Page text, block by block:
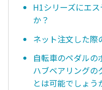
H1シリーズにエ
か？
ネット注文した際
自転車のペダルの
ハブベアリングの
とは可能でしょう